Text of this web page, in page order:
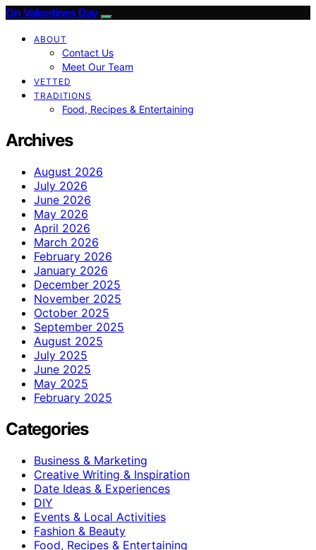
On Valentines Day
ABOUT
Contact Us
Meet Our Team
VETTED
TRADITIONS
Food, Recipes & Entertaining
Archives
August 2026
July 2026
June 2026
May 2026
April 2026
March 2026
February 2026
January 2026
December 2025
November 2025
October 2025
September 2025
August 2025
July 2025
June 2025
May 2025
February 2025
Categories
Business & Marketing
Creative Writing & Inspiration
Date Ideas & Experiences
DIY
Events & Local Activities
Fashion & Beauty
Food, Recipes & Entertaining